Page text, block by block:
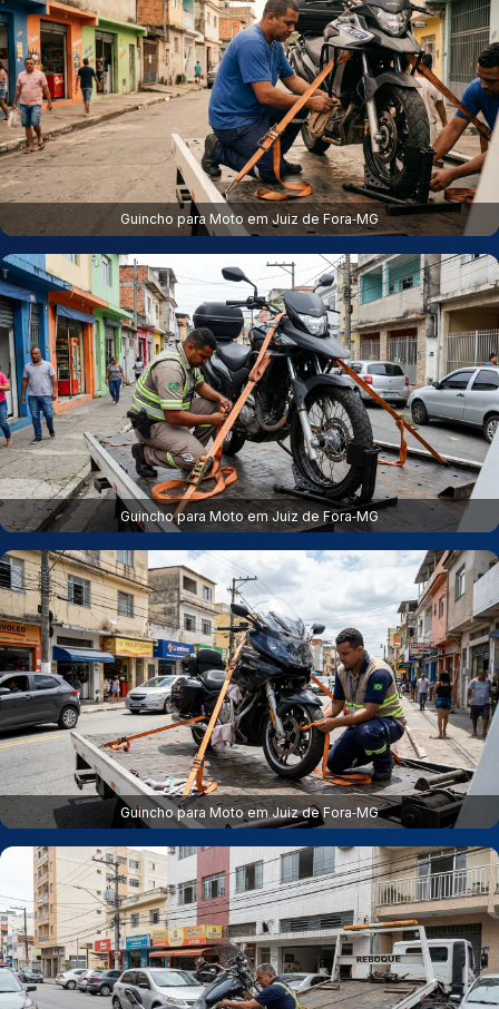
Guincho para Moto em Juiz de Fora‑MG
Guincho para Moto em Juiz de Fora‑MG
Guincho para Moto em Juiz de Fora‑MG